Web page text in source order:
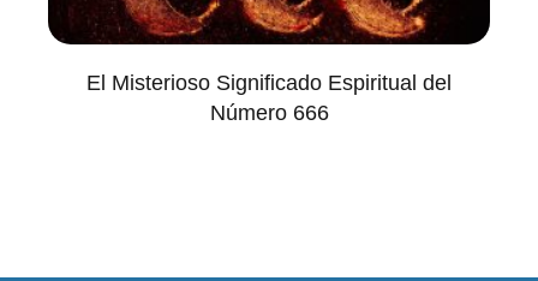
El Misterioso Significado Espiritual del
Número 666